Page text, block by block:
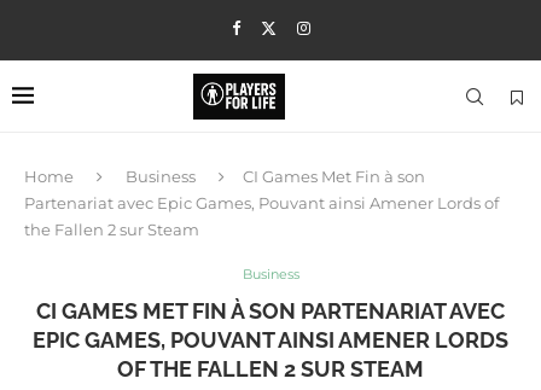
Home Business
CI Games Met Fin à son
Partenariat avec Epic Games, Pouvant ainsi Amener Lords of
the Fallen 2 sur Steam
Business
CI GAMES MET FIN À SON PARTENARIAT AVEC
EPIC GAMES, POUVANT AINSI AMENER LORDS
OF THE FALLEN 2 SUR STEAM